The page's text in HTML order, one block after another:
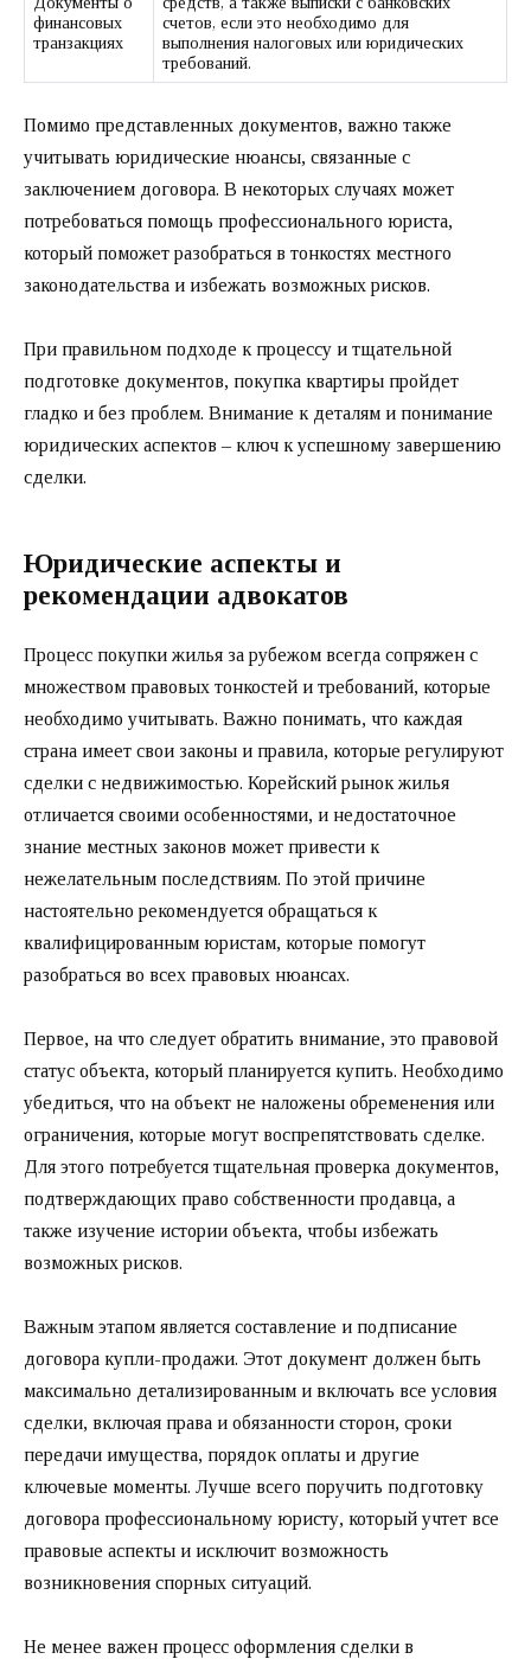
финансовых
транзакциях
счетов, если это необходимо для
выполнения налоговых или юридических
требований.
Помимо представленных документов, важно также
учитывать юридические нюансы, связанные с
заключением договора. В некоторых случаях может
потребоваться помощь профессионального юриста,
который поможет разобраться в тонкостях местного
законодательства и избежать возможных рисков.
При правильном подходе к процессу и тщательной
подготовке документов, покупка квартиры пройдет
гладко и без проблем. Внимание к деталям и понимание
юридических аспектов – ключ к успешному завершению
сделки.
Юридические аспекты и
рекомендации адвокатов
Процесс покупки жилья за рубежом всегда сопряжен с
множеством правовых тонкостей и требований, которые
необходимо учитывать. Важно понимать, что каждая
страна имеет свои законы и правила, которые регулируют
сделки с недвижимостью. Корейский рынок жилья
отличается своими особенностями, и недостаточное
знание местных законов может привести к
нежелательным последствиям. По этой причине
настоятельно рекомендуется обращаться к
квалифицированным юристам, которые помогут
разобраться во всех правовых нюансах.
Первое, на что следует обратить внимание, это правовой
статус объекта, который планируется купить. Необходимо
убедиться, что на объект не наложены обременения или
ограничения, которые могут воспрепятствовать сделке.
Для этого потребуется тщательная проверка документов,
подтверждающих право собственности продавца, а
также изучение истории объекта, чтобы избежать
возможных рисков.
Важным этапом является составление и подписание
договора купли-продажи. Этот документ должен быть
максимально детализированным и включать все условия
сделки, включая права и обязанности сторон, сроки
передачи имущества, порядок оплаты и другие
ключевые моменты. Лучше всего поручить подготовку
договора профессиональному юристу, который учтет все
правовые аспекты и исключит возможность
возникновения спорных ситуаций.
Не менее важен процесс оформления сделки в